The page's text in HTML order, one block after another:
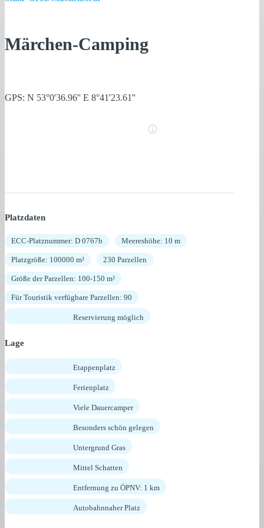
Märchen-Camping
GPS: N 53°0'36.96'' E 8°41'23.61''
Platzdaten
ECC-Platznummer: D 0767b Meereshöhe: 10 m
Platzgröße: 100000 m² 230 Parzellen
Größe der Parzellen: 100-150 m²
Für Touristik verfügbare Parzellen: 90
Reservierung möglich
Lage
Etappenplatz
Ferienplatz
Viele Dauercamper
Besonders schön gelegen
Untergrund Gras
Mittel Schatten
Entfernung zu ÖPNV: 1 km
Autobahnnaher Platz